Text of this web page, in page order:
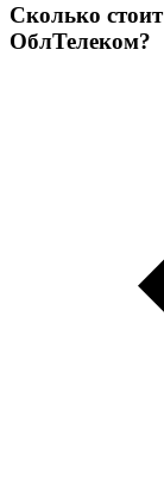
Сколько
ОблТелеком?